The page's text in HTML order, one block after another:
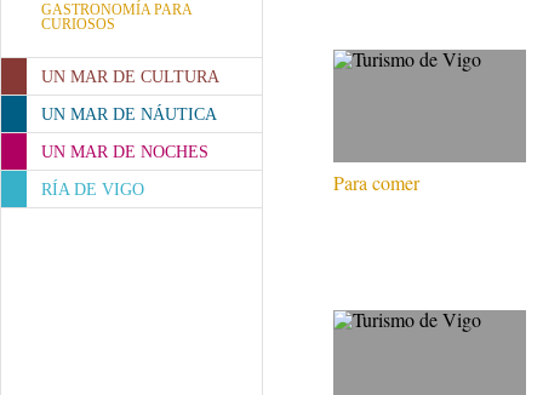
GASTRONOMÍA PARA
CURIOSOS
UN MAR DE CULTURA
UN MAR DE NÁUTICA
UN MAR DE NOCHES
RÍA DE VIGO Para comer